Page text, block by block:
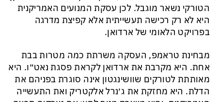
הטורקי נשאר מוגבל. לכן עסקת המנועים האמריקנית
היא לא רק רכישה תעשייתית אלא קפיצת מדרגה
בפרויקט הלאומי של ארדואן.
מבחינת טראמפ, העסקה משרתת כמה מטרות בבת
אחת. היא מקרבת את ארדואן לקראת פסגת נאט״ו. היא
מאותתת לטורקים שוושינגטון אינה סוגרת בפניהם את
הדלת. היא מחזקת את ג׳נרל אלקטריק ואת התעשייה